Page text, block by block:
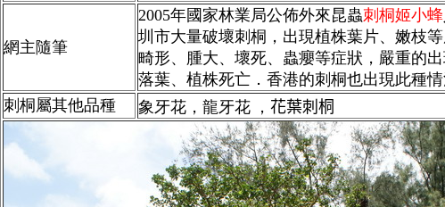
網主隨筆
2005年國家林業局公佈外來昆蟲刺桐姬小蜂
圳市大量破壞刺桐，出現植株葉片、嫩枝
畸形、腫大、壞死、蟲癭等症狀，嚴重的
落葉、植株死亡．香港的刺桐也出現此種情
刺桐屬其他品種
象牙花，龍牙花 ， 花葉刺桐